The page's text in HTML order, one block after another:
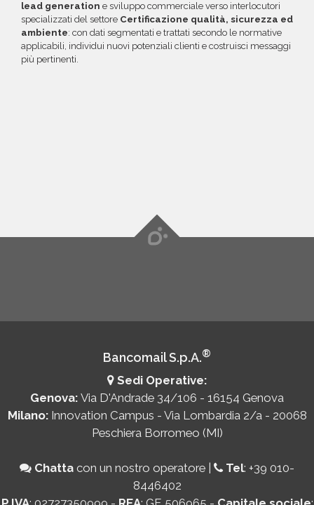
lead generation e sviluppo commerciale verso interlocutori
specializzati del settore Certificazione qualità, sicurezza ed
ambiente: con dati segmentati e trattati secondo le normative
applicabili, individui nuovi potenziali clienti e costruisci messaggi
più pertinenti.
Bancomail S.p.A.®
Sedi Operative:
Genova: Via D'Andrade 34/106 - 16154 Genova
Milano: Innovation Campus - Via Lombardia 2/a - 20068
Peschiera Borromeo (MI)
Chatta con un nostro operatore | Tel: +39 010-
8446402